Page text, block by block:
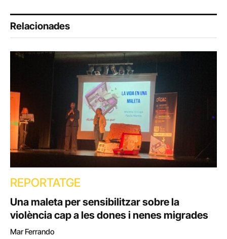
Relacionades
REPORTATGE
Una maleta per sensibilitzar sobre la
violència cap a les dones i nenes migrades
Mar Ferrando